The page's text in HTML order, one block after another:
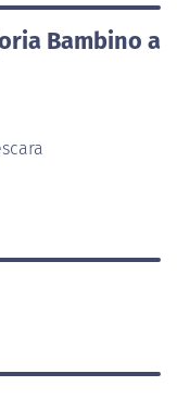
Bambino a